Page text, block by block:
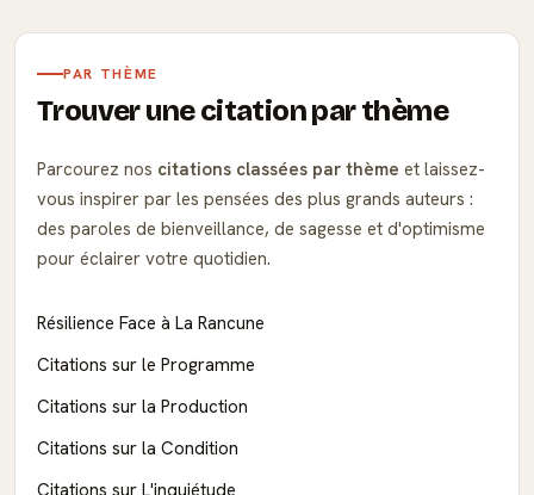
PAR THÈME
Trouver une citation par thème
Parcourez nos citations classées par thème et laissez-
vous inspirer par les pensées des plus grands auteurs :
des paroles de bienveillance, de sagesse et d'optimisme
pour éclairer votre quotidien.
Résilience Face à La Rancune
Citations sur le Programme
Citations sur la Production
Citations sur la Condition
Citations sur L'inquiétude